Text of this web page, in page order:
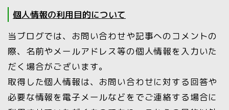
個人情報の利用目的について
当ブログでは、お問い合わせや記事へのコメントの
際、名前やメールアドレス等の個人情報を入力いた
だく場合がございます。
取得した個人情報は、お問い合わせに対する回答や
必要な情報を電子メールなどをでご連絡する場合に